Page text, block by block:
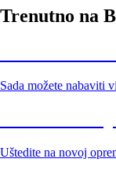
Trenutno na
Sada možete nabaviti
Uštedite na novoj